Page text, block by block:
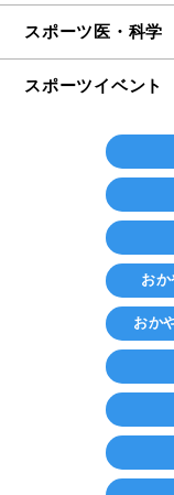
スポーツ医・科学
スポーツイベント
お
おか